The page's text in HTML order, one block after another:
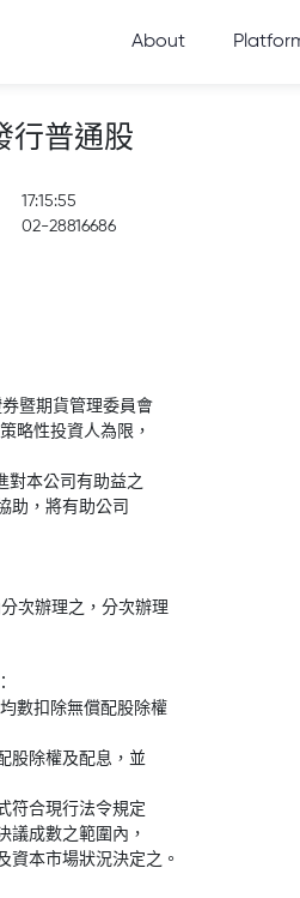
About
行普通股
17:15:55
02-28816686
暨期貨管理委員會
略性投資人為限，
對本公司有助益之
助，將有助公司
次辦理之，分次辦理
數扣除無償配股除權
股除權及配息，並
符合現行法令規定
議成數之範圍內，
資本市場狀況決定之。